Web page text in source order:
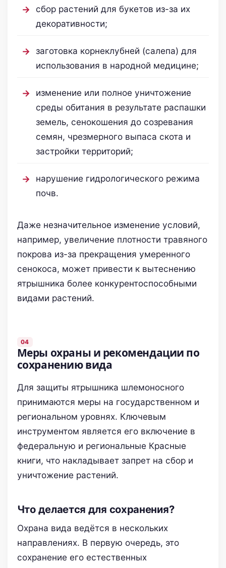
сбор растений для букетов из-за их
декоративности;
заготовка корнеклубней (салепа) для
использования в народной медицине;
изменение или полное уничтожение
среды обитания в результате распашки
земель, сенокошения до созревания
семян, чрезмерного выпаса скота и
застройки территорий;
нарушение гидрологического режима
почв.
Даже незначительное изменение условий,
например, увеличение плотности травяного
покрова из-за прекращения умеренного
сенокоса, может привести к вытеснению
ятрышника более конкурентоспособными
видами растений.
Меры охраны и рекомендации по
сохранению вида
Для защиты ятрышника шлемоносного
принимаются меры на государственном и
региональном уровнях. Ключевым
инструментом является его включение в
федеральную и региональные Красные
книги, что накладывает запрет на сбор и
уничтожение растений.
Что делается для сохранения?
Охрана вида ведётся в нескольких
направлениях. В первую очередь, это
сохранение его естественных